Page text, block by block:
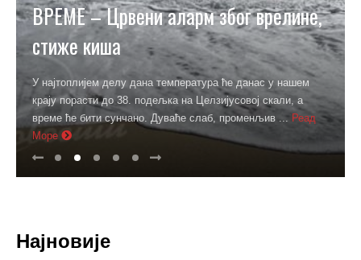
ВРЕМЕ – Црвени аларм због врелине,
стиже киша
У најтоплијем делу дана температура ће данас у нашем
крају порасти до 38. подељка на Целзијусовој скали, а
време ће бити сунчано. Дуваће слаб, променљив ... Реад
Море
Најновије